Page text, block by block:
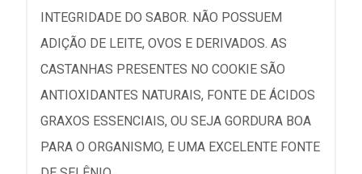
INTEGRIDADE DO SABOR. NÃO POSSUEM
ADIÇÃO DE LEITE, OVOS E DERIVADOS. AS
CASTANHAS PRESENTES NO COOKIE SÃO
ANTIOXIDANTES NATURAIS, FONTE DE ÁCIDOS
GRAXOS ESSENCIAIS, OU SEJA GORDURA BOA
PARA O ORGANISMO, E UMA EXCELENTE FONTE